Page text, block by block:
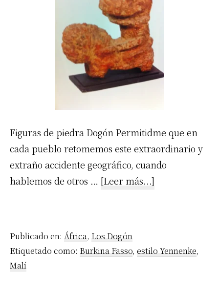
Figuras de piedra Dogón Permitidme que en
cada pueblo retomemos este extraordinario y
extraño accidente geográfico, cuando
hablemos de otros … [Leer más...]
Dogón
Publicado en: África, Los Dogón
Etiquetado como: Burkina Fasso, estilo Yennenke,
Malí